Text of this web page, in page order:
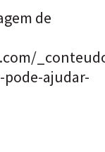
de
ajudar-